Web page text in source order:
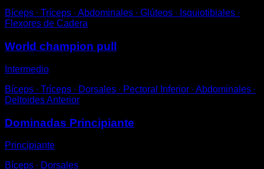
Bíceps ∙ Tríceps ∙ Abdominales ∙ Glúteos ∙ Isquiotibiales ∙
Flexores de Cadera
World champion pull
Intermedio
Bíceps ∙ Tríceps ∙ Dorsales ∙ Pectoral Inferior ∙ Abdominales ∙
Deltoides Anterior
Dominadas Principiante
Principiante
Bíceps ∙ Dorsales